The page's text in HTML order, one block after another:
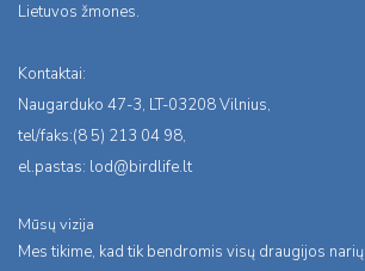
Lietuvos žmones.
Kontaktai:
Naugarduko 47-3, LT-03208 Vilnius,
tel/faks:(8 5) 213 04 98,
el.pastas: lod@birdlife.lt
Mūsų vizija
Mes tikime, kad tik bendromis visų draugijos narių